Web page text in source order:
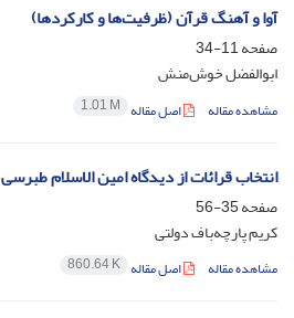
آوا و آهنگ قرآن (ظرفیت‌ها و کارکردها)
صفحه11-34
ابوالفضل خوش‌منش
مشاهده مقاله اصل مقاله 1.01 M
انتخاب قرائات از دیدگاه امین الاسلام طبرسی
صفحه35-56
کریم پارچه‌باف دولتی
مشاهده مقاله اصل مقاله 860.64 K